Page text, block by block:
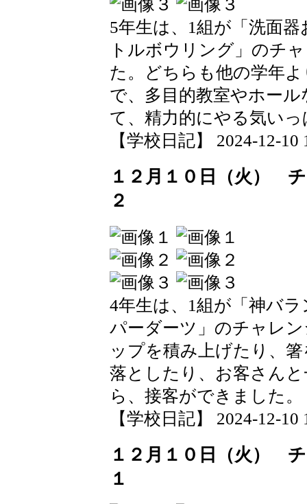
5年生は、1組が「洗面
トルボウリング」のチ
た。どちらも他の学年
で、多目的教室やホー
て、精力的にやる気い
【学校日記】 2024-12-10
１２月１０日（火）
２
4年生は、1組が「神バ
パーダーツ」のチャレ
ップを積み上げたり、
落としたり、お客さん
ら、接客ができました。
【学校日記】 2024-12-10
１２月１０日（火）
１